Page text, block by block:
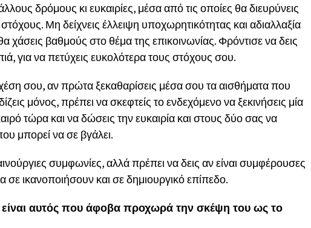
δρόμους κι ευκαιρίες, μέσα από τις οποίες θα διευρύνεις
Μη δείχνεις έλλειψη υποχωρητικότητας και αδιαλλαξία
χάσεις βαθμούς στο θέμα της επικοινωνίας. Φρόντισε να δεις
για να πετύχεις ευκολότερα τους στόχους σου.
σου, αν πρώτα ξεκαθαρίσεις μέσα σου τα αισθήματα που
μόνος, πρέπει να σκεφτείς το ενδεχόμενο να ξεκινήσεις μία
τώρα και να δώσεις την ευκαιρία και στους δύο σας να
μπορεί να σε βγάλει.
συμφωνίες, αλλά πρέπει να δεις αν είναι συμφέρουσες
ικανοποιήσουν και σε δημιουργικό επίπεδο.
αυτός που άφοβα προχωρά την σκέψη του ως το